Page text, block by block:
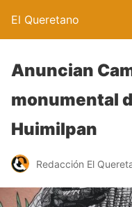
El Queretano
Anuncian
monumental
Huimilpan
Redacción El